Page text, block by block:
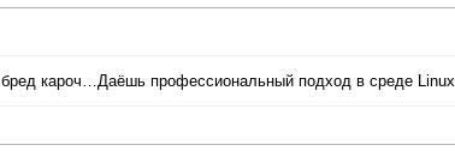
кароч…Даёшь профессиональный подход в среде Linux